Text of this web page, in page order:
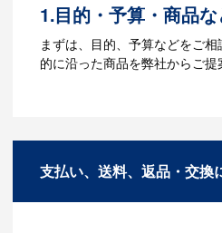
Q：ウェブサイトに
ていないオリジナル
タマイズが可能です。お気軽に
1.目的・予算・商品
まずは、目的、予算などをご
的に沿った商品を弊社からご提
お見積を弊社からお出しします
3.発注・データ入稿
支払い、送料、返品・交換